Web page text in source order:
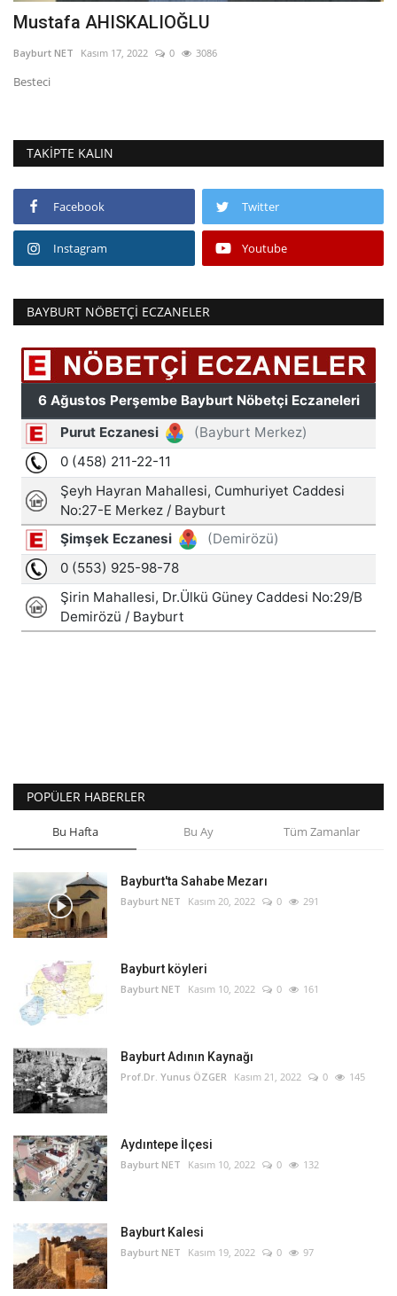
Mustafa AHISKALIOĞLU
Bayburt NET Kasım 17, 2022 0 3086
Besteci
TAKIPTE KALIN
Facebook Twitter
Instagram Youtube
BAYBURT NÖBETÇI ECZANELER
POPÜLER HABERLER
Bu Hafta Bu Ay Tüm Zamanlar
Bayburt'ta Sahabe Mezarı
Bayburt NET Kasım 20, 2022 0 291
Bayburt köyleri
Bayburt NET Kasım 10, 2022 0 161
Bayburt Adının Kaynağı
Prof.Dr. Yunus ÖZGER Kasım 21, 2022 0 145
Aydıntepe İlçesi
Bayburt NET Kasım 10, 2022 0 132
Bayburt Kalesi
Bayburt NET Kasım 19, 2022 0 97